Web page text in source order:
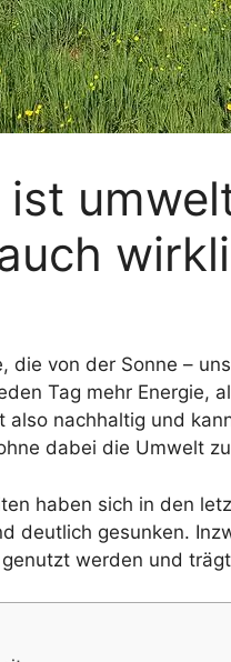
die von der Sonne –
Tag mehr Energie,
also nachhaltig und
dabei die Umwelt
haben sich in den
deutlich gesunken.
werden und